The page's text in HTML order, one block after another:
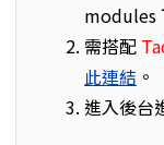
modules
需搭配
此連結 。
進入後台